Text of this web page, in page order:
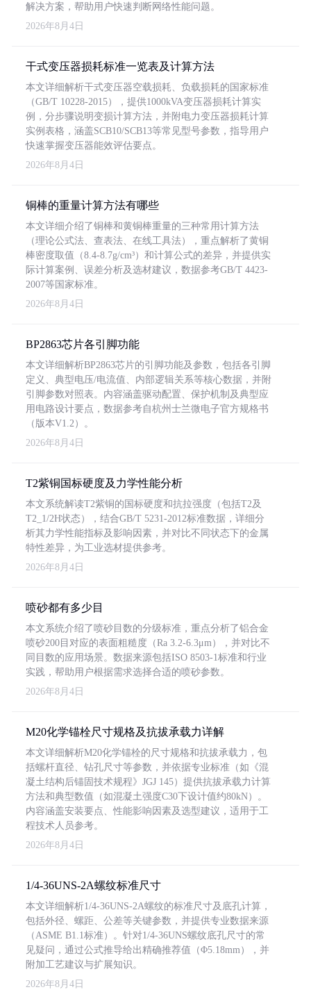
解决方案，帮助用户快速判断网络性能问题。
2026年8月4日
干式变压器损耗标准一览表及计算方法
本文详细解析干式变压器空载损耗、负载损耗的国家标准
（GB/T 10228-2015），提供1000kVA变压器损耗计算实
例，分步骤说明变损计算方法，并附电力变压器损耗计算
实例表格，涵盖SCB10/SCB13等常见型号参数，指导用户
快速掌握变压器能效评估要点。
2026年8月4日
铜棒的重量计算方法有哪些
本文详细介绍了铜棒和黄铜棒重量的三种常用计算方法
（理论公式法、查表法、在线工具法），重点解析了黄铜
棒密度取值（8.4-8.7g/cm³）和计算公式的差异，并提供实
际计算案例、误差分析及选材建议，数据参考GB/T 4423-
2007等国家标准。
2026年8月4日
BP2863芯片各引脚功能
本文详细解析BP2863芯片的引脚功能及参数，包括各引脚
定义、典型电压/电流值、内部逻辑关系等核心数据，并附
引脚参数对照表。内容涵盖驱动配置、保护机制及典型应
用电路设计要点，数据参考自杭州士兰微电子官方规格书
（版本V1.2）。
2026年8月4日
T2紫铜国标硬度及力学性能分析
本文系统解读T2紫铜的国标硬度和抗拉强度（包括T2及
T2_1/2H状态），结合GB/T 5231-2012标准数据，详细分
析其力学性能指标及影响因素，并对比不同状态下的金属
特性差异，为工业选材提供参考。
2026年8月4日
喷砂都有多少目
本文系统介绍了喷砂目数的分级标准，重点分析了铝合金
喷砂200目对应的表面粗糙度（Ra 3.2-6.3μm），并对比不
同目数的应用场景。数据来源包括ISO 8503-1标准和行业
实践，帮助用户根据需求选择合适的喷砂参数。
2026年8月4日
M20化学锚栓尺寸规格及抗拔承载力详解
本文详细解析M20化学锚栓的尺寸规格和抗拔承载力，包
括螺杆直径、钻孔尺寸等参数，并依据专业标准（如《混
凝土结构后锚固技术规程》JGJ 145）提供抗拔承载力计算
方法和典型数值（如混凝土强度C30下设计值约80kN）。
内容涵盖安装要点、性能影响因素及选型建议，适用于工
程技术人员参考。
2026年8月4日
1/4-36UNS-2A螺纹标准尺寸
本文详细解析1/4-36UNS-2A螺纹的标准尺寸及底孔计算，
包括外径、螺距、公差等关键参数，并提供专业数据来源
（ASME B1.1标准）。针对1/4-36UNS螺纹底孔尺寸的常
见疑问，通过公式推导给出精确推荐值（Φ5.18mm），并
附加工艺建议与扩展知识。
2026年8月4日